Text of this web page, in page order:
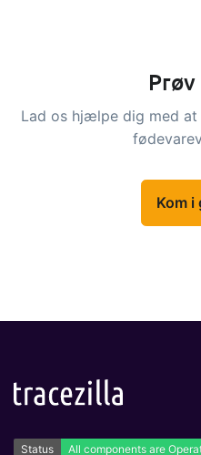
Lad os hjælpe dig med
Kom i